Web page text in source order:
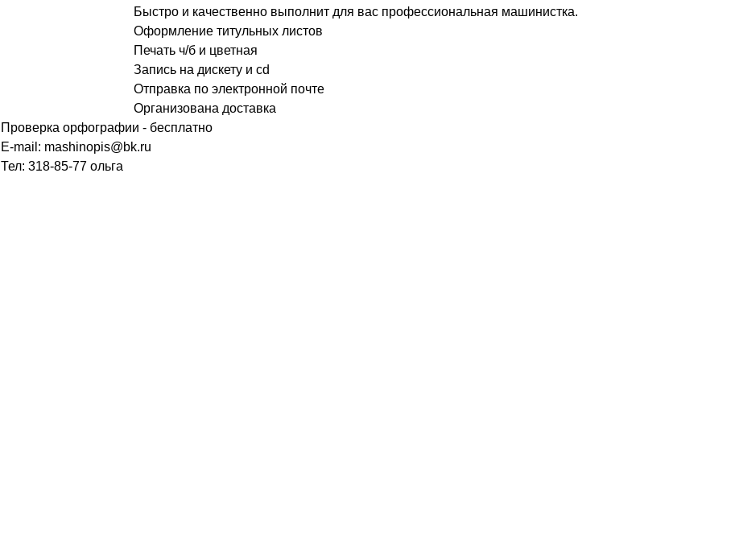
Быстро и качественно выполнит для вас профессиональная машинистка.
Оформление титульных листов
Печать ч/б и цветная
Запись на дискету и cd
Отправка по электронной почте
Организована доставка
Проверка орфографии - бесплатно
E-mail: mashinopis@bk.ru
Тел: 318-85-77 ольга